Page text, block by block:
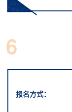
6
报名方式：